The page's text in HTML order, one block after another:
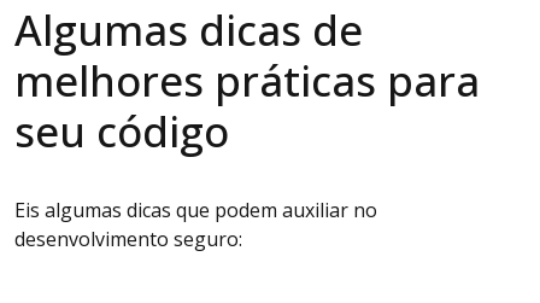
Algumas dicas de
melhores práticas para
seu código
Eis algumas dicas que podem auxiliar no
desenvolvimento seguro: